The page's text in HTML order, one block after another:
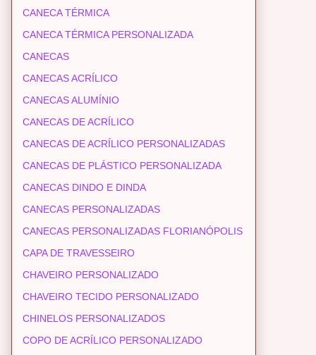
CANECA TÉRMICA
CANECA TÉRMICA PERSONALIZADA
CANECAS
CANECAS ACRÍLICO
CANECAS ALUMÍNIO
CANECAS DE ACRÍLICO
CANECAS DE ACRÍLICO PERSONALIZADAS
CANECAS DE PLÁSTICO PERSONALIZADA
CANECAS DINDO E DINDA
CANECAS PERSONALIZADAS
CANECAS PERSONALIZADAS FLORIANÓPOLIS
CAPA DE TRAVESSEIRO
CHAVEIRO PERSONALIZADO
CHAVEIRO TECIDO PERSONALIZADO
CHINELOS PERSONALIZADOS
COPO DE ACRÍLICO PERSONALIZADO